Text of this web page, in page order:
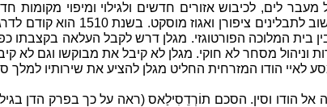
מעבר לים, לכיבוש אזורים חדשים ולגילוי ומיפוי
בית המלוכה הפורטוגזי. מגלן דרש לקבל העלאה בקצבתו
לאיי הודו המזרחית החליט מגלן להציע את שירותיו למלך
הודו וסין. הסכם תוֹרְדֵסִילַאס (ראה על כך בפרק הדן